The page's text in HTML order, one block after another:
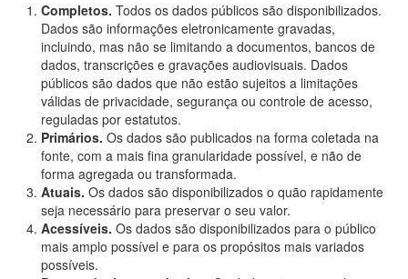
Completos. Todos os dados públicos são disponibilizados.
Dados são informações eletronicamente gravadas,
incluindo, mas não se limitando a documentos, bancos de
dados, transcrições e gravações audiovisuais. Dados
públicos são dados que não estão sujeitos a limitações
válidas de privacidade, segurança ou controle de acesso,
reguladas por estatutos.
Primários. Os dados são publicados na forma coletada na
fonte, com a mais fina granularidade possível, e não de
forma agregada ou transformada.
Atuais. Os dados são disponibilizados o quão rapidamente
seja necessário para preservar o seu valor.
Acessíveis. Os dados são disponibilizados para o público
mais amplo possível e para os propósitos mais variados
possíveis.